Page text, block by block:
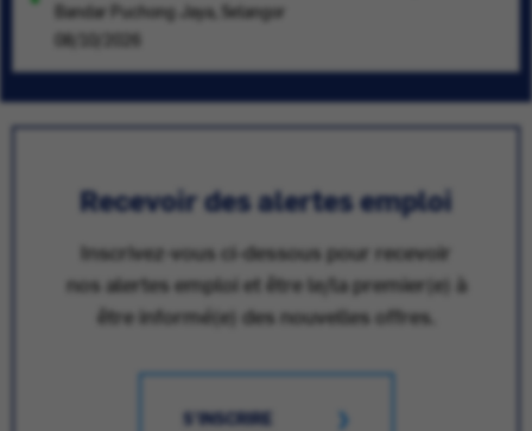
Bandar Puchong Jaya, Selangor
08/10/2026
Recevoir des alertes emploi
Inscrivez-vous ci-dessous pour recevoir
nos alertes emploi et être le/la premier(e) à
être informé(e) des nouvelles offres.
S'INSCRIRE